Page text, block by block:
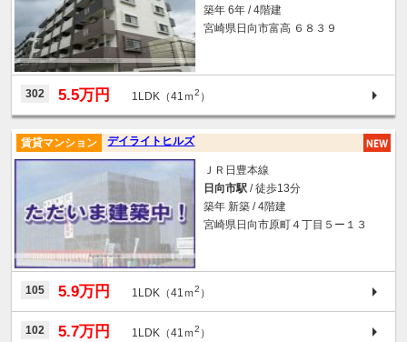
築年 6年 / 4階建
宮崎県日向市富高 ６８３９
302 5.5万円 1LDK（41ｍ2 ）
デイライトヒルズ
賃貸マンション
ＪＲ日豊本線
日向市駅 / 徒歩13分
築年 新築 / 4階建
宮崎県日向市原町４丁目５ー１３
105 5.9万円 1LDK（41ｍ2 ）
102 5.7万円 1LDK（41ｍ2 ）